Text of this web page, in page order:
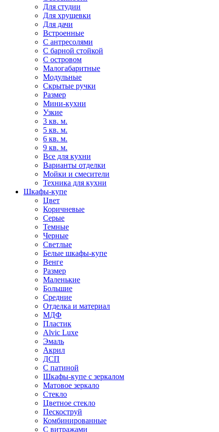
Для студии
Для хрущевки
Для дачи
Встроенные
С антресолями
С барной стойкой
С островом
Малогабаритные
Модульные
Скрытые ручки
Размер
Мини-кухни
Узкие
3 кв. м.
5 кв. м.
6 кв. м.
9 кв. м.
Все для кухни
Варианты отделки
Мойки и смесители
Техника для кухни
Шкафы-купе
Цвет
Коричневые
Серые
Темные
Черные
Светлые
Белые шкафы-купе
Венге
Размер
Маленькие
Большие
Средние
Отделка и материал
МДФ
Пластик
Alvic Luxe
Эмаль
Акрил
ДСП
С патиной
Шкафы-купе с зеркалом
Матовое зеркало
Стекло
Цветное стекло
Пескоструй
Комбинированные
С витражами